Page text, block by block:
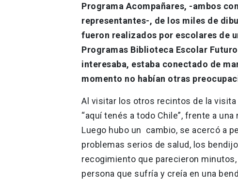
Programa Acompañares, -ambos
representantes-, de los miles de
fueron realizados por escolares de
Programas Biblioteca Escolar
interesaba, estaba conectado de
momento no habían otras
Al visitar los otros recintos de la
“aquí tenés a todo Chile”, frente a
Luego hubo un cambio, se acercó a
problemas serios de salud, los
recogimiento que parecieron
persona que sufría y creía en una